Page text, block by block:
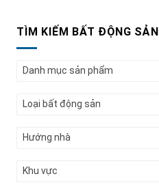
TÌM KIẾM BẤT ĐỘNG SẢN
Danh mục sản phẩm
Loại bất động sản
Hướng nhà
Khu vực